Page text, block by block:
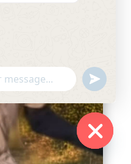
Hide
undefined